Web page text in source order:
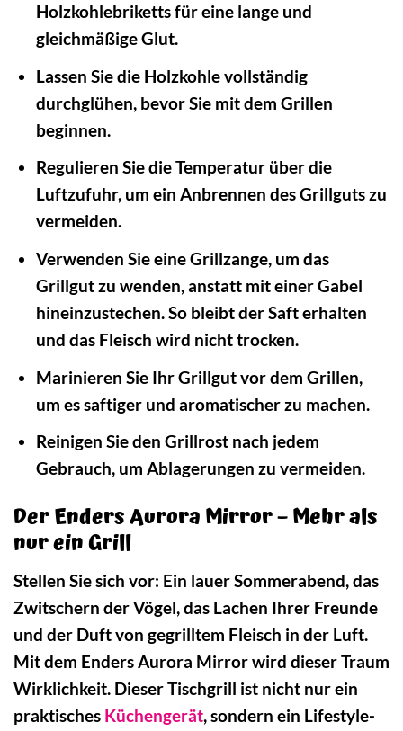
Holzkohlebriketts für eine lange und
gleichmäßige Glut.
Lassen Sie die Holzkohle vollständig
durchglühen, bevor Sie mit dem Grillen
beginnen.
Regulieren Sie die Temperatur über die
Luftzufuhr, um ein Anbrennen des Grillguts zu
vermeiden.
Verwenden Sie eine Grillzange, um das
Grillgut zu wenden, anstatt mit einer Gabel
hineinzustechen. So bleibt der Saft erhalten
und das Fleisch wird nicht trocken.
Marinieren Sie Ihr Grillgut vor dem Grillen,
um es saftiger und aromatischer zu machen.
Reinigen Sie den Grillrost nach jedem
Gebrauch, um Ablagerungen zu vermeiden.
Der Enders Aurora Mirror – Mehr als
nur ein Grill
Stellen Sie sich vor: Ein lauer Sommerabend, das
Zwitschern der Vögel, das Lachen Ihrer Freunde
und der Duft von gegrilltem Fleisch in der Luft.
Mit dem Enders Aurora Mirror wird dieser Traum
Wirklichkeit. Dieser Tischgrill ist nicht nur ein
praktisches Küchengerät, sondern ein Lifestyle-